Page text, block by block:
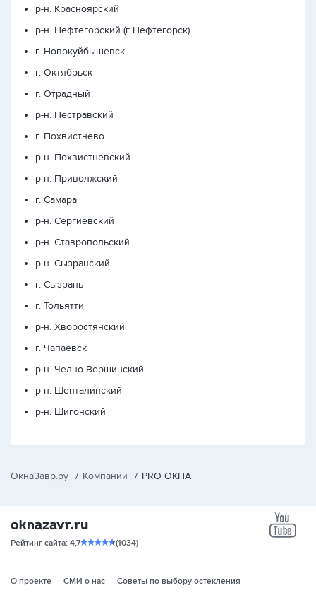
р-н. Красноярский
р-н. Нефтегорский (г Нефтегорск)
г. Новокуйбышевск
г. Октябрьск
г. Отрадный
р-н. Пестравский
г. Похвистнево
р-н. Похвистневский
р-н. Приволжский
г. Самара
р-н. Сергиевский
р-н. Ставропольский
р-н. Сызранский
г. Сызрань
г. Тольятти
р-н. Хворостянский
г. Чапаевск
р-н. Челно-Вершинский
р-н. Шенталинский
р-н. Шигонский
ОкнаЗавр.ру / Компании / PRO ОКНА
Рейтинг сайта: 4,7 (1034)
О проекте СМИ о нас Советы по выбору остекления